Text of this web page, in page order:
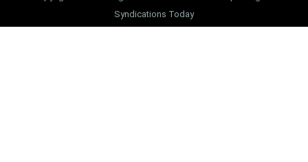
Syndications Today